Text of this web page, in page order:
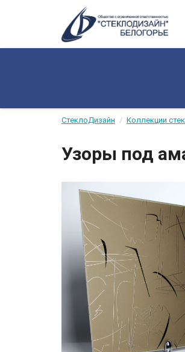
СтеклоДизайн Коллекции
Узоры под